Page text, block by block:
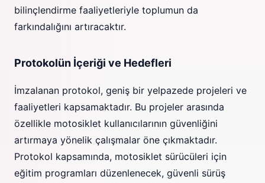
bilinçlendirme faaliyetleriyle toplumun da
farkındalığını artıracaktır.
Protokolün İçeriği ve Hedefleri
İmzalanan protokol, geniş bir yelpazede projeleri ve
faaliyetleri kapsamaktadır. Bu projeler arasında
özellikle motosiklet kullanıcılarının güvenliğini
artırmaya yönelik çalışmalar öne çıkmaktadır.
Protokol kapsamında, motosiklet sürücüleri için
eğitim programları düzenlenecek, güvenli sürüş